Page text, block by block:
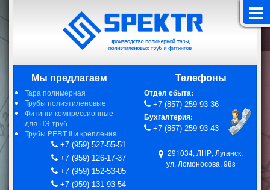
Мы предлагаем
Тара полимерная
Трубы полиэтиленовые
Фитинги компрессионные
для ПЭ труб
Трубы PERT II и крепления
+7 (959) 527-55-51
+7 (959) 126-17-37
+7 (959) 152-53-05
+7 (959) 131-93-54
Телефоны
Отдел сбыта:
+7 (857) 259-93-36
Бухгалтерия:
+7 (857) 259-93-43
291034, ЛНР, Луганск,
ул. Ломоносова, 98з
о компании
новости
продукция
прайс листы